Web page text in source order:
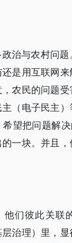
治与农村问
是用互联网
农民的问题
（电子民主）
望把问题解
一块。并且
他们彼此关联
层治理）里，